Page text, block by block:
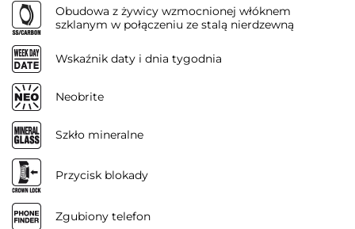
Obudowa z żywicy wzmocnionej włóknem
szklanym w połączeniu ze stalą nierdzewną
Wskaźnik daty i dnia tygodnia
Neobrite
Szkło mineralne
Przycisk blokady
Zgubiony telefon